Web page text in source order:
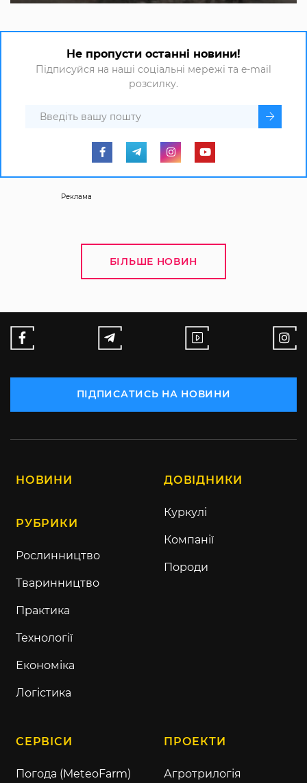
Не пропусти останні новини!
Підписуйся на наші соціальні мережі та e-mail
розсилку.
Реклама
БІЛЬШЕ НОВИН
ПІДПИСАТИСЬ НА НОВИНИ
НОВИНИ
РУБРИКИ
Рослинництво
Тваринництво
Практика
Технології
Економіка
Логістика
ДОВІДНИКИ
Куркулі
Компанії
Породи
СЕРВІСИ
Погода (MeteoFarm)
ПРОЕКТИ
Агротрилогія